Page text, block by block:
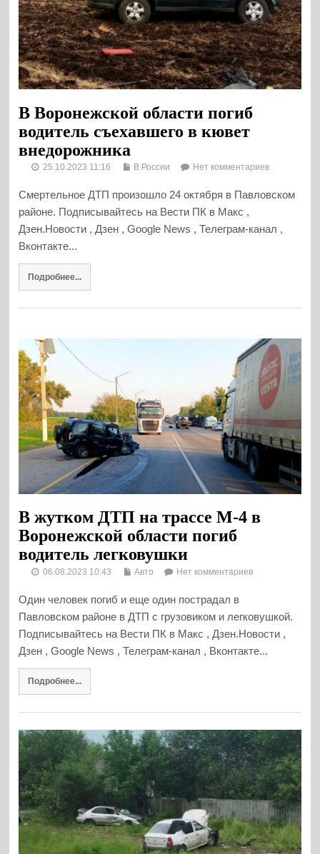
В Воронежской области погиб
водитель съехавшего в кювет
внедорожника
25.10.2023 11:16 В России Нет комментариев
Смертельное ДТП произошло 24 октября в Павловском
районе. Подписывайтесь на Вести ПК в Макс ,
Дзен.Новости , Дзен , Google News , Телеграм-канал ,
Вконтакте...
Подробнее...
В жутком ДТП на трассе М-4 в
Воронежской области погиб
водитель легковушки
06.08.2023 10:43 Авто Нет комментариев
Один человек погиб и еще один пострадал в
Павловском районе в ДТП с грузовиком и легковушкой.
Подписывайтесь на Вести ПК в Макс , Дзен.Новости ,
Дзен , Google News , Телеграм-канал , Вконтакте...
Подробнее...